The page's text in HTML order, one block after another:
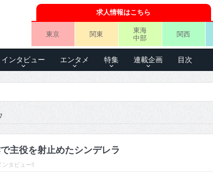
求人情報はこちら
東京 関東
東海
中部
関西
インタビュー エンタメ 特集 連載企画 目次
主役を射止めたシンデレラ
ンタビュー!!